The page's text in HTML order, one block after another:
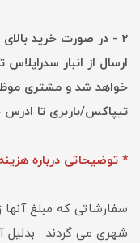
2 - در صورت خرید
ارسال از انبار
خواهد شد و مشتری
تیپاکس/باربری تا
* توضیحاتی درباره
سفارشاتی که مبلغ
شهری می گردند . بدلیل